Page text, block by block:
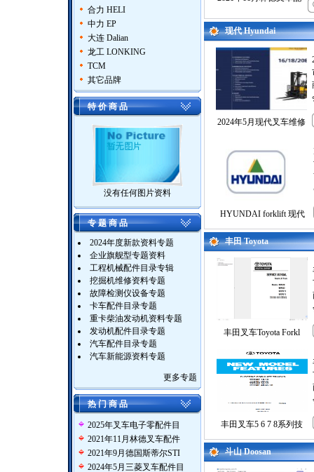
合力 HELI
中力 EP
大连 Dalian
龙工 LONKING
TCM
其它品牌
特 价 商 品
没有任何图片资料
专 题 商 品
2024年度新款资料专题
企业旗舰型专题资料
工程机械配件目录专辑
挖掘机维修资料专题
故障检测仪设备专题
卡车配件目录专题
重卡柴油发动机资料专题
发动机配件目录专题
汽车配件目录专题
汽车新能源资料专题
更多专题
热 门 商 品
2025年叉车电子零配件目
2021年11月林德叉车配件
2021年9月德国斯蒂尔STI
2024年5月三菱叉车配件目
现代 Hyundai
2024年5月现代叉车维修
HYUNDAI forklift 现代
丰田 Toyota
丰田叉车Toyota Forkl
丰田叉车5 6 7 8系列技
斗山 Doosan